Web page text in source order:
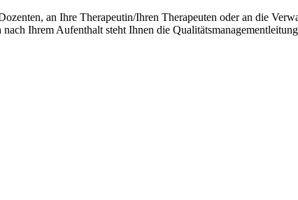
an Ihre Therapeutin/Ihren Therapeuten oder an die
Ihrem Aufenthalt steht Ihnen die